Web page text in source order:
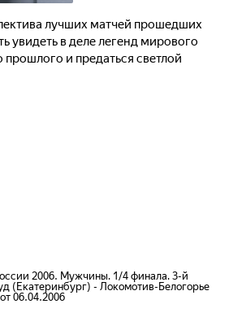
лучших матчей прошедших
увидеть в деле легенд мирового
и предаться светлой
2006. Мужчины. 1/4 финала. 3-й
(Екатеринбург) - Локомотив-Белогорье
06.04.2006